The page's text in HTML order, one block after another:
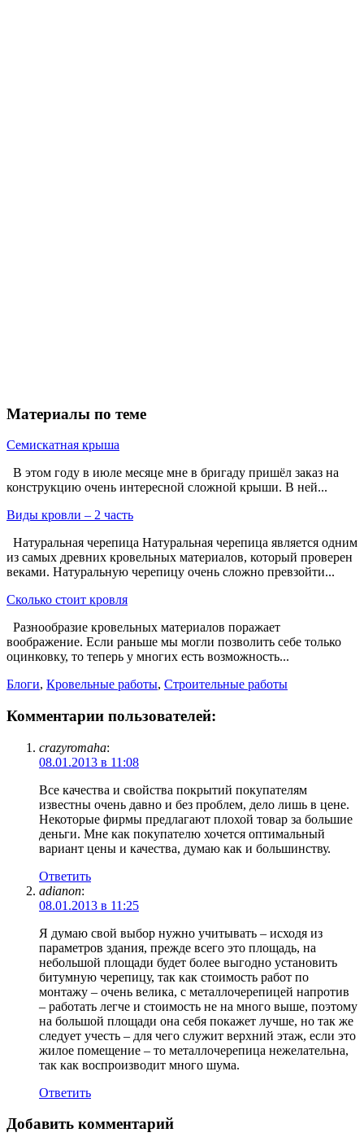
Материалы по теме
Семискатная крыша
В этом году в июле месяце мне в бригаду пришёл заказ на
конструкцию очень интересной сложной крыши. В ней...
Виды кровли – 2 часть
Натуральная черепица Натуральная черепица является одним
из самых древних кровельных материалов, который проверен
веками. Натуральную черепицу очень сложно превзойти...
Сколько стоит кровля
Разнообразие кровельных материалов поражает
воображение. Если раньше мы могли позволить себе только
оцинковку, то теперь у многих есть возможность...
Блоги, Кровельные работы, Строительные работы
Комментарии пользователей:
crazyromaha:
08.01.2013 в 11:08
Все качества и свойства покрытий покупателям
известны очень давно и без проблем, дело лишь в цене.
Некоторые фирмы предлагают плохой товар за большие
деньги. Мне как покупателю хочется оптимальный
вариант цены и качества, думаю как и большинству.
Ответить
adianon:
08.01.2013 в 11:25
Я думаю свой выбор нужно учитывать – исходя из
параметров здания, прежде всего это площадь, на
небольшой площади будет более выгодно установить
битумную черепицу, так как стоимость работ по
монтажу – очень велика, с металлочерепицей напротив
– работать легче и стоимость не на много выше, поэтому
на большой площади она себя покажет лучше, но так же
следует учесть – для чего служит верхний этаж, если это
жилое помещение – то металлочерепица нежелательна,
так как воспроизводит много шума.
Ответить
Добавить комментарий